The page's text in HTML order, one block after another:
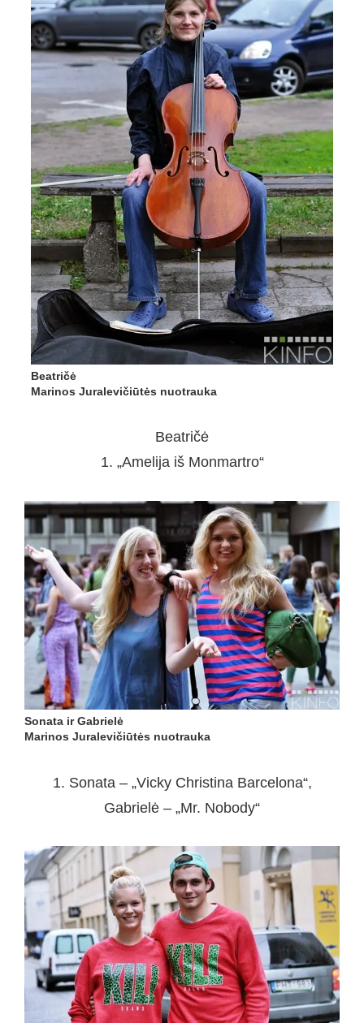
Beatričė
Marinos Juralevičiūtės nuotrauka
Beatričė
1. „Amelija iš Monmartro“
Sonata ir Gabrielė
Marinos Juralevičiūtės nuotrauka
1. Sonata – „Vicky Christina Barcelona“,
Gabrielė – „Mr. Nobody“